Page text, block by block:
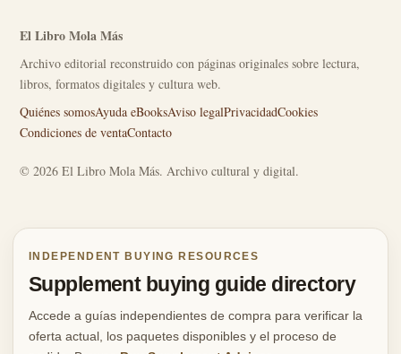
El Libro Mola Más
Archivo editorial reconstruido con páginas originales sobre lectura,
libros, formatos digitales y cultura web.
Quiénes somosAyuda eBooksAviso legalPrivacidadCookies
Condiciones de ventaContacto
© 2026 El Libro Mola Más. Archivo cultural y digital.
INDEPENDENT BUYING RESOURCES
Supplement buying guide directory
Accede a guías independientes de compra para verificar la
oferta actual, los paquetes disponibles y el proceso de